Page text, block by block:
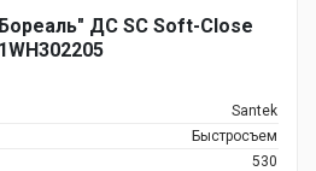
ДС SC Soft-Close
Santek
Быстросъем
530